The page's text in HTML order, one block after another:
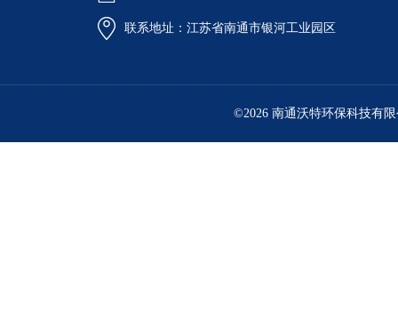
联系地址：江苏省南通市银河工业园区
©2026 南通沃特环保科技有